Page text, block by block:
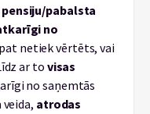
pabalsta
no
netiek vērtēts, vai
ar to visas
no saņemtās
atrodas